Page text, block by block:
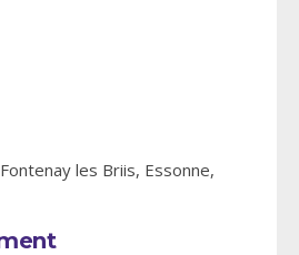
les Briis, Essonne,